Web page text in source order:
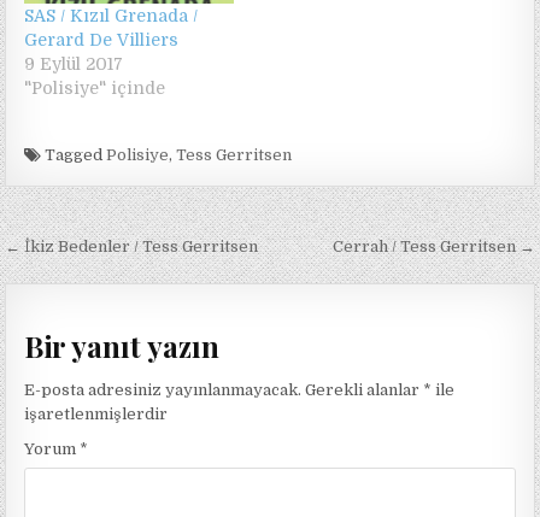
SAS / Kızıl Grenada /
Gerard De Villiers
9 Eylül 2017
"Polisiye" içinde
TaggedPolisiye,Tess Gerritsen
Yazı
gezinmesi
← İkiz Bedenler / Tess Gerritsen Cerrah / Tess Gerritsen →
Bir yanıt yazın
E-posta adresiniz yayınlanmayacak. Gerekli alanlar * ile
işaretlenmişlerdir
Yorum *